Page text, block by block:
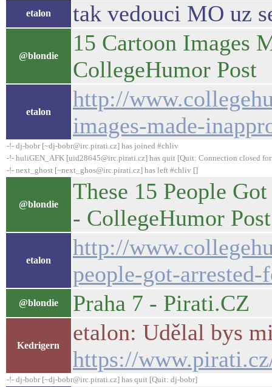
etalon tak vedouci MO uz
@blondie
15 Cartoon Images
CollegeHumor Post
etalon
http://
images-made-
-!- dj-bobr [~dj-bobr@irc.pirati.cz] has joined #chliv
-!- huliGEN_AFK [uid28645@irc.pirati.cz] has quit [Quit: Connection closed
-!- next_ghost [~next_ghos@irc.pirati.cz] has left #chliv []
@blondie
These 15 People
- CollegeHumor Post
etalon
http://
people-got-
@blondie Praha 7 - Pirati.CZ
Kedrigern
etalon: Udělal bys
https://
-!- dj-bobr [~dj-bobr@irc.pirati.cz] has quit [Quit: dj-bobr]